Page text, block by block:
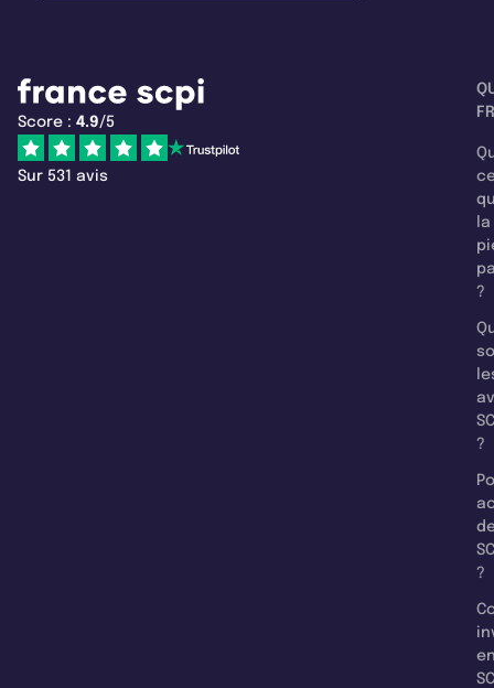
Score : 4.9/5
Sur 531 avis
la
?
?
?